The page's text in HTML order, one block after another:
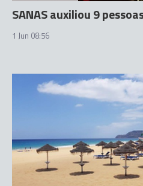
SANAS auxiliou 9
1 Jun 08:56